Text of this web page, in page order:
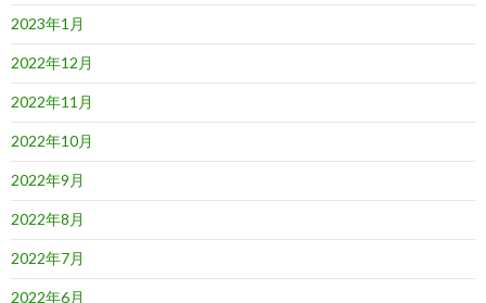
2023年1月
2022年12月
2022年11月
2022年10月
2022年9月
2022年8月
2022年7月
2022年6月